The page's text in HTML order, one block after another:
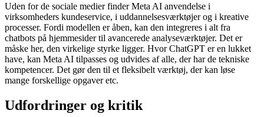
Uden for de sociale medier finder Meta AI anvendelse i
virksomheders kundeservice, i uddannelsesværktøjer og i kreative
processer. Fordi modellen er åben, kan den integreres i alt fra
chatbots på hjemmesider til avancerede analyseværktøjer. Det er
måske her, den virkelige styrke ligger. Hvor ChatGPT er en lukket
have, kan Meta AI tilpasses og udvides af alle, der har de tekniske
kompetencer. Det gør den til et fleksibelt værktøj, der kan løse
mange forskellige opgaver etc.
Udfordringer og kritik